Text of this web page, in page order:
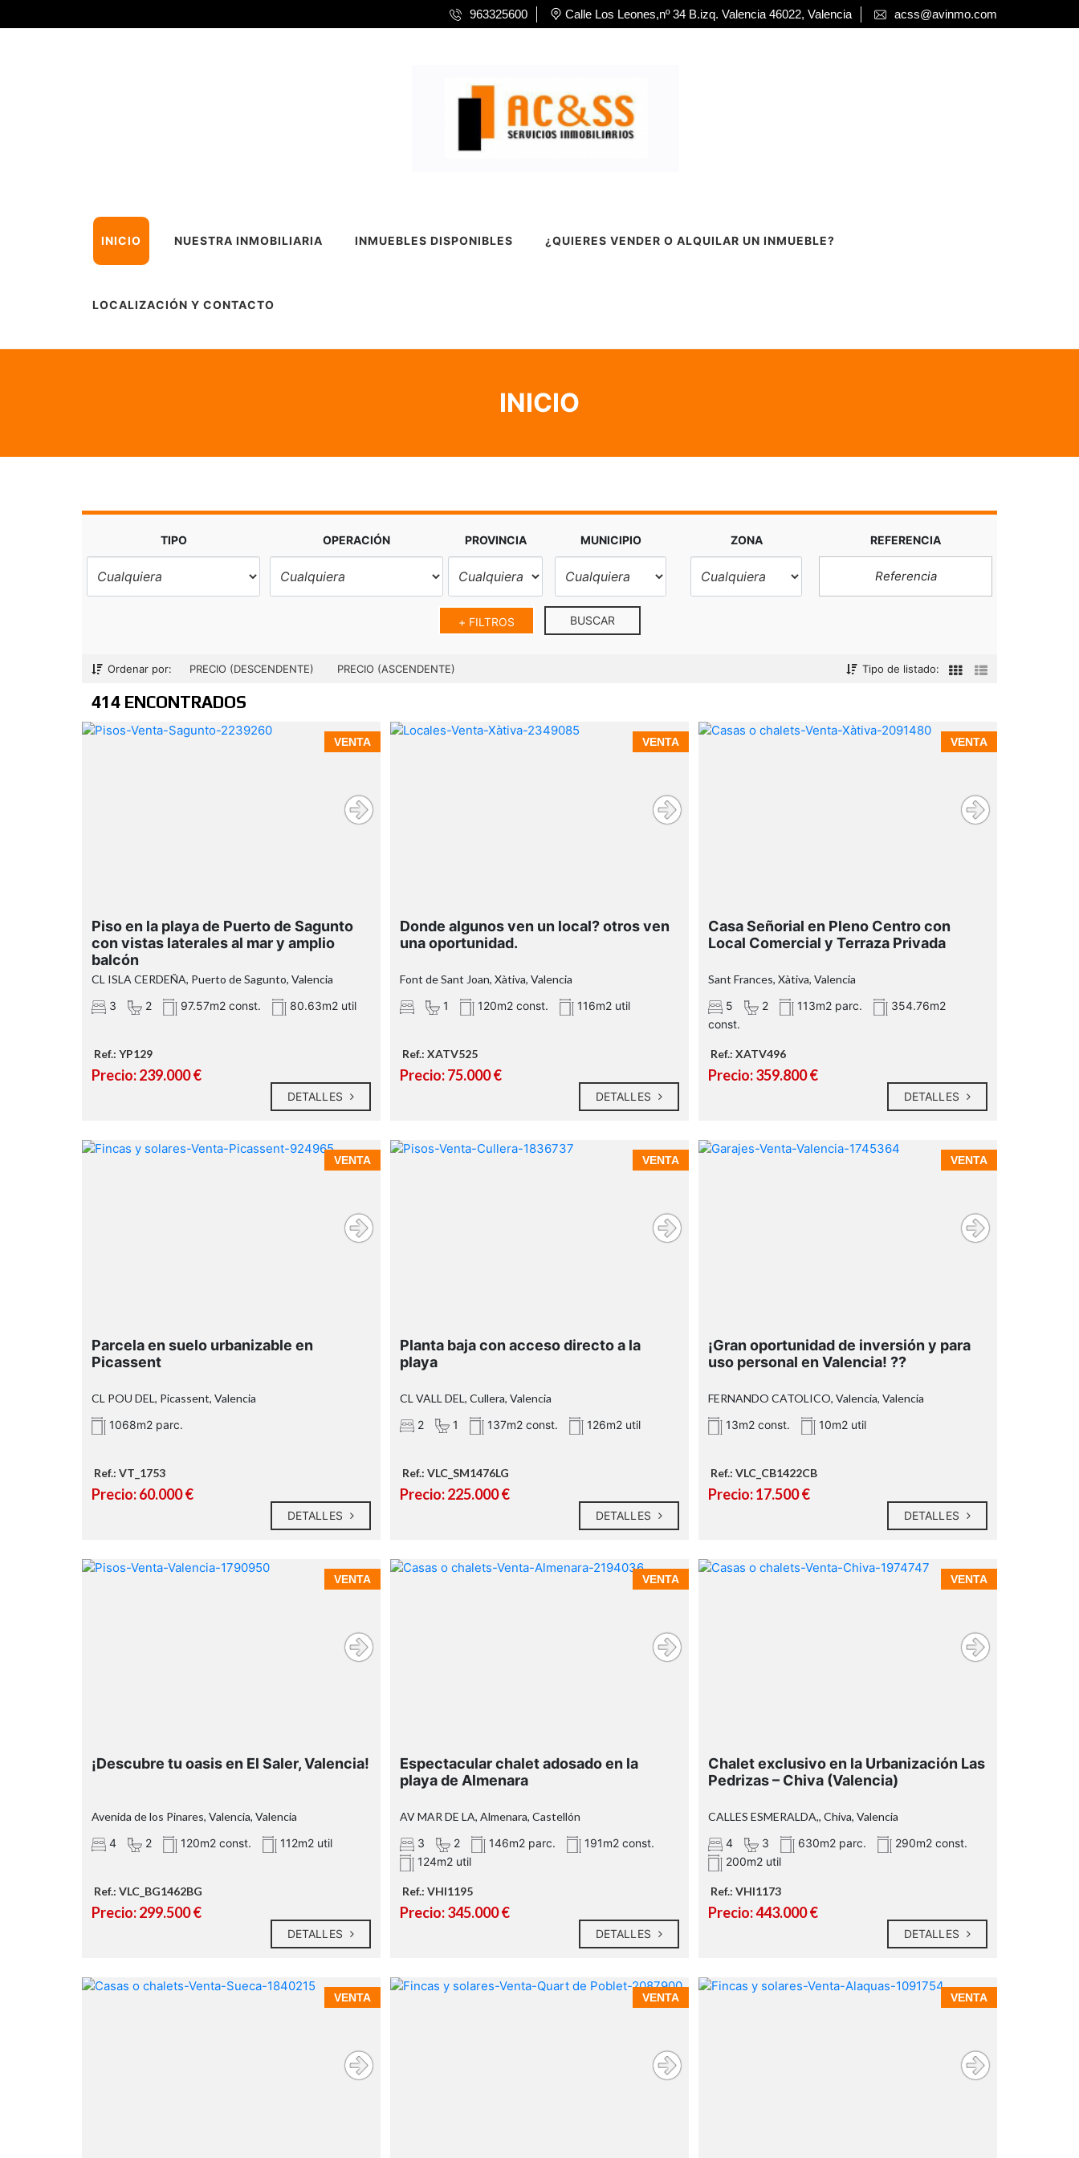
963325600 Calle Los Leones,nº 34 B.izq. Valencia 46022, Valencia acss@avinmo.com
INICIO NUESTRA INMOBILIARIA INMUEBLES DISPONIBLES ¿QUIERES VENDER O ALQUILAR UN INMUEBLE?
LOCALIZACIÓN Y CONTACTO
INICIO
TIPO OPERACIÓN PROVINCIA MUNICIPIO ZONA REFERENCIA
+ FILTROS BUSCAR
Ordenar por: PRECIO (DESCENDENTE) PRECIO (ASCENDENTE) Tipo de listado:
414 ENCONTRADOS
VENTA
orientación norte
3 dormitorios con armarios empotrados
2 baños completos: uno con ducha y
otro con bañera
nueva, a estrenar
Patio interior que aporta ventilación y
Piso en la playa de Puerto de Sagunto
con vistas laterales al mar y amplio
balcón
CL ISLA CERDEÑA, Puerto de Sagunto, Valencia
3
2 97.57m2 const. 80.63m2 util
Ref.: YP129
Precio: 239.000 €
DETALLES
VENTA
Donde algunos ven un local? otros ven
una oportunidad.
Font de Sant Joan, Xàtiva, Valencia
1
120m2 const. 116m2 util
Ref.: XATV525
Precio: 75.000 €
DETALLES
VENTA
Casa Señorial en Pleno Centro con
Local Comercial y Terraza Privada
Sant Frances, Xàtiva, Valencia
5
2 113m2 parc.
354.76m2
const.
Ref.: XATV496
Precio: 359.800 €
DETALLES
VENTA
No se concede licencia de construcción
calle.
Parcela en suelo urbanizable en
Picassent
CL POU DEL, Picassent, Valencia
1068m2 parc.
Ref.: VT_1753
Precio: 60.000 €
DETALLES
VENTA
Planta baja con acceso directo a la
playa
CL VALL DEL, Cullera, Valencia
2
1 137m2 const. 126m2 util
Ref.: VLC_SM1476LG
Precio: 225.000 €
DETALLES
VENTA
¡Gran oportunidad de inversión y para
uso personal en Valencia! ??
FERNANDO CATOLICO, Valencia, Valencia
13m2 const.
10m2 util
Ref.: VLC_CB1422CB
Precio: 17.500 €
DETALLES
VENTA
¡Descubre tu oasis en El Saler, Valencia!
Avenida de los Pinares, Valencia, Valencia
4
2 120m2 const. 112m2 util
Ref.: VLC_BG1462BG
Precio: 299.500 €
DETALLES
VENTA
Espectacular chalet adosado en la
playa de Almenara
AV MAR DE LA, Almenara, Castellón
3
2 146m2 parc.
191m2 const.
124m2 util
Ref.: VHI1195
Precio: 345.000 €
DETALLES
VENTA
parcela de 630 metros
290 metros cuadrados
Chalet exclusivo en la Urbanización Las
Pedrizas – Chiva (Valencia)
CALLES ESMERALDA,, Chiva, Valencia
4
3 630m2 parc.
290m2 const.
200m2 util
Ref.: VHI1173
Precio: 443.000 €
DETALLES
VENTA VENTA VENTA